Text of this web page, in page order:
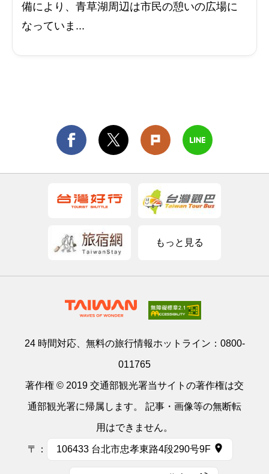
備により、青草湖周辺は市民の憩いの広場に
なっていま...
もっと見る
24 時間対応、無料の旅行情報ホットライン： 0800-
011765
著作権 © 2019 交通部観光署当サイトの著作権は交
通部観光署に帰属します。 記事・画像等の無断転
用はできません。
〒： 106433 台北市忠孝東路4段290号9F